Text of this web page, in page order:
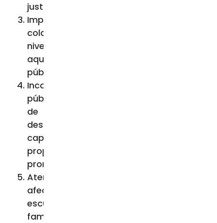
justicia y el sistema penitenciario.
Impulsar la Agenda Nacional de Paz en
colaboración con actores políticos a
nivel nacional, estatal y local, incluyendo
aquellos que compiten por cargos
públicos.
Incorporar a las universidades, tanto
públicas como privadas, en la revisión
de programas sociales y planes de
desarrollo, alentando la formación de
capacidades locales y generando
propuestas para reducir la violencia y
promover la paz.
Atender los factores de riesgo que
afectan a los adolescentes desde las
escuelas secundarias y sus entornos
familiares y comunitarios.